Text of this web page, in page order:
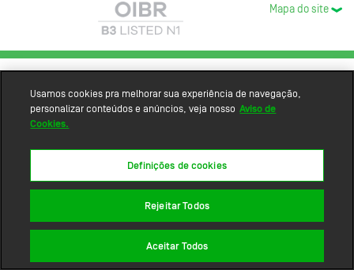
Mapa do site
Usamos cookies pra melhorar sua experiência de navegação,
personalizar conteúdos e anúncios, veja nosso Aviso de
Cookies.
Definições de cookies
Rejeitar Todos
Aceitar Todos